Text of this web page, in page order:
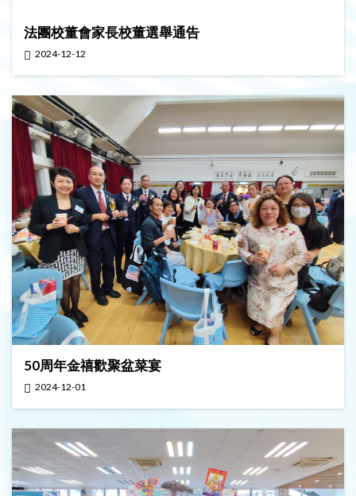
法團校董會家長校董選舉通告
2024-12-12
50周年金禧歡聚盆菜宴
2024-12-01